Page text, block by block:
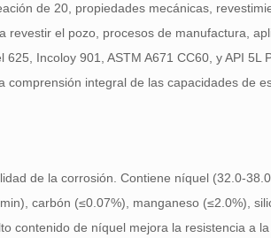
de 20, propiedades mecánicas,
el pozo, procesos de manufactura,
Incoloy 901, ASTM A671 CC60, y API 5L
integral de las capacidades de
de la corrosión. Contiene níquel (32.0-
carbón (≤0.07%), manganeso (≤2.0%),
contenido de níquel mejora la resistencia a